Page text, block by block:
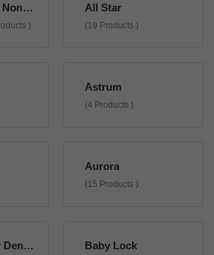
Adler Non Originali
)
All Star
(19 Products )
Astrum
(4 Products )
Aurora
(15 Products )
Avery Dennison Baby Lock